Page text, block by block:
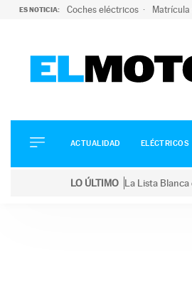
ES NOTICIA: Coches eléctricos Matrícula
ELÉCTRICOS
CONDUCIR
ACTUALIDAD ELÉCTRICOS
LO ÚLTIMO La Lista